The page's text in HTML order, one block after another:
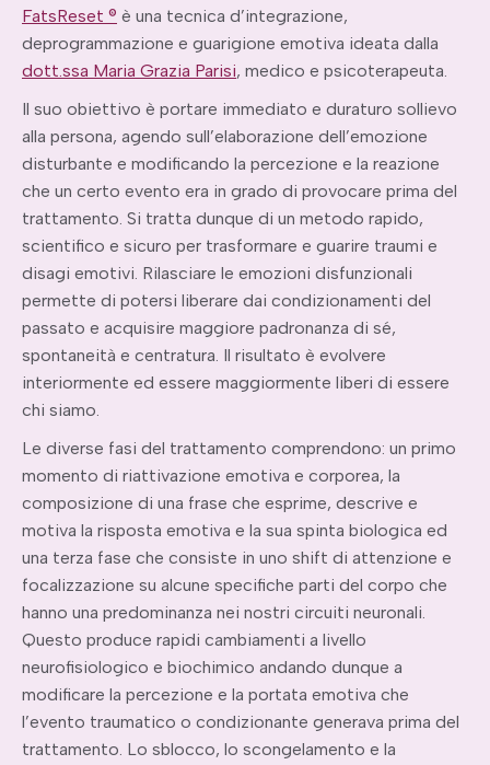
FatsReset ® è una tecnica d’integrazione,
deprogrammazione e guarigione emotiva ideata dalla
dott.ssa Maria Grazia Parisi, medico e psicoterapeuta.
Il suo obiettivo è portare immediato e duraturo sollievo
alla persona, agendo sull’elaborazione dell’emozione
disturbante e modificando la percezione e la reazione
che un certo evento era in grado di provocare prima del
trattamento. Si tratta dunque di un metodo rapido,
scientifico e sicuro per trasformare e guarire traumi e
disagi emotivi. Rilasciare le emozioni disfunzionali
permette di potersi liberare dai condizionamenti del
passato e acquisire maggiore padronanza di sé,
spontaneità e centratura. Il risultato è evolvere
interiormente ed essere maggiormente liberi di essere
chi siamo.
Le diverse fasi del trattamento comprendono: un primo
momento di riattivazione emotiva e corporea, la
composizione di una frase che esprime, descrive e
motiva la risposta emotiva e la sua spinta biologica ed
una terza fase che consiste in uno shift di attenzione e
focalizzazione su alcune specifiche parti del corpo che
hanno una predominanza nei nostri circuiti neuronali.
Questo produce rapidi cambiamenti a livello
neurofisiologico e biochimico andando dunque a
modificare la percezione e la portata emotiva che
l’evento traumatico o condizionante generava prima del
trattamento. Lo sblocco, lo scongelamento e la